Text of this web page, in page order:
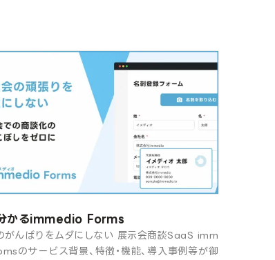
かるimmedio Forms
がんばりをムダにしない 展示会商談SaaS imm
のサービス背景、特徴・機能、導入事例等が御